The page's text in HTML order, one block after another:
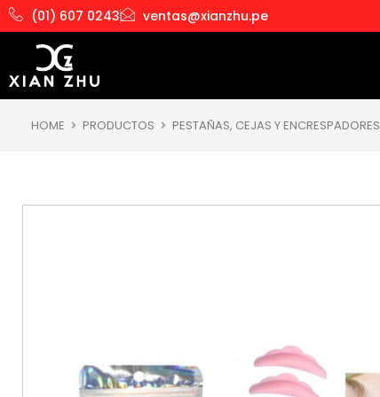
al
contenido
(01) 607 0243 ventas@xianzhu.pe
HOME PRODUCTOS PESTAÑAS, CEJAS Y ENCRESPADORES